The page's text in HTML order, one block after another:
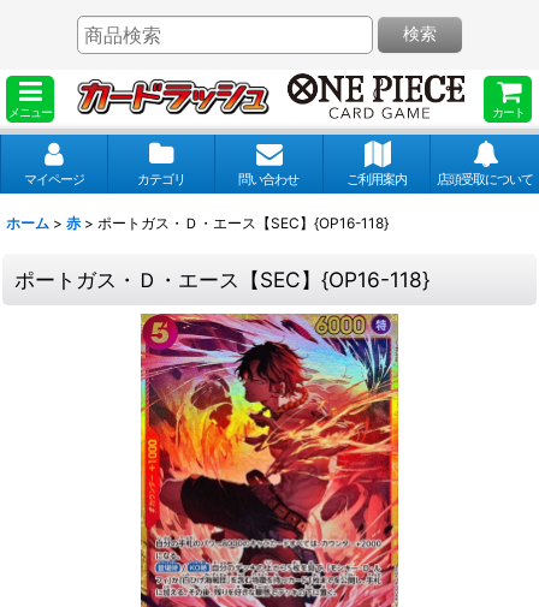
メニュー カート
検索
マイページ カテゴリ 問い合わせ ご利用案内 店頭受取について
ホーム > 赤 > ポートガス・Ｄ・エース【SEC】{OP16-118}
ポートガス・Ｄ・エース【SEC】{OP16-118}